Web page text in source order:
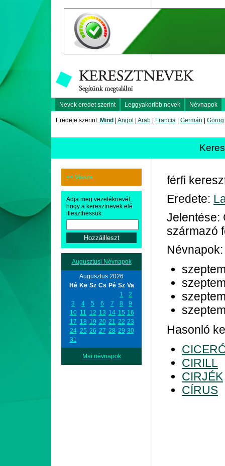
Nevek eredet szerint Leggyakoribb nevek Névnapok
Eredete szerint: Mind Angol Arab| Francia| Germán Görög
<< Vissza
Adja meg vezetéknevét,
hogy a keresztnevek elé
illeszthessük:
Augusztusi Névnapok
Augusztus 2026
Hé Ke Sz Cs Pé Sz Va
1
2
3
4 5 6 7 8
9
10 11 12 13 14 15 16
17 18 19 20 21 22 23
24 25 26 27 28 29 30
31
Mai névnapok
férfi
Eredete:
Jelentése:
származó
Névnapok:
Hasonló
CIRILL
CIRJÉK
CÍRUS